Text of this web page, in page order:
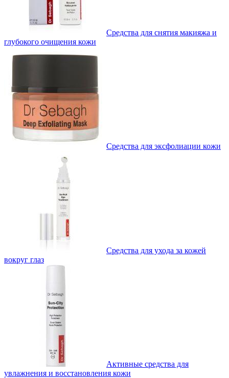
Средства для снятия макияжа и
глубокого очищения кожи
Средства для эксфолиации кожи
Средства для ухода за кожей
вокруг глаз
Активные средства для
увлажнения и восстановления кожи